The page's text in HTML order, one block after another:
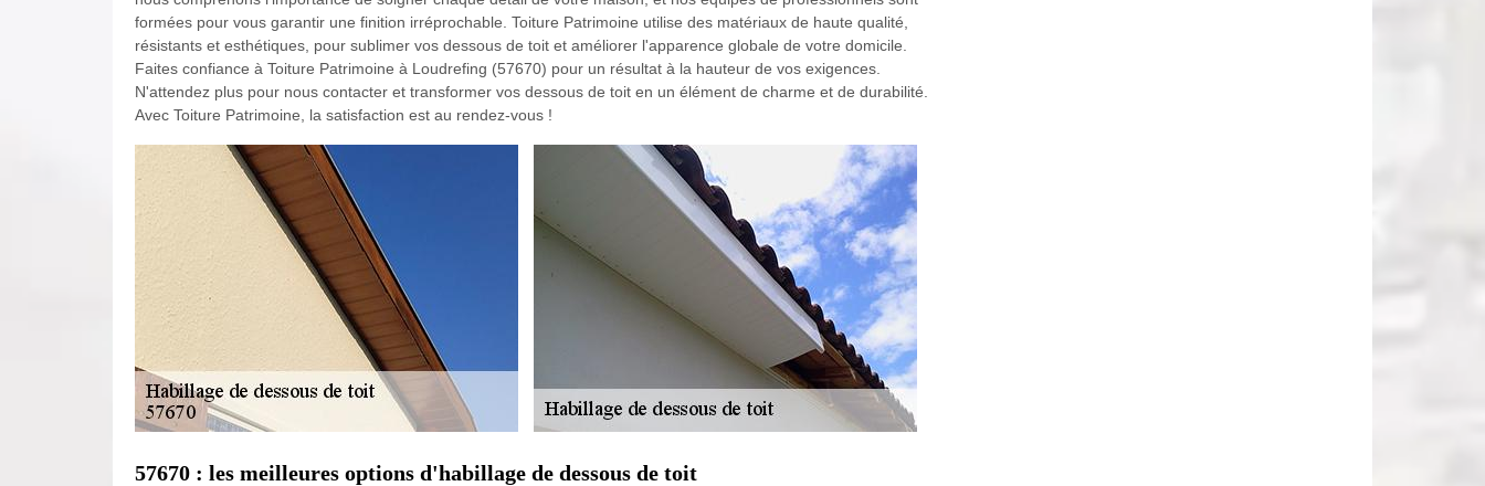
formées pour vous garantir une finition irréprochable. Toiture Patrimoine utilise des matériaux de haute qualité,
résistants et esthétiques, pour sublimer vos dessous de toit et améliorer l'apparence globale de votre domicile.
Faites confiance à Toiture Patrimoine à Loudrefing (57670) pour un résultat à la hauteur de vos exigences.
N'attendez plus pour nous contacter et transformer vos dessous de toit en un élément de charme et de durabilité.
Avec Toiture Patrimoine, la satisfaction est au rendez-vous !
57670 : les meilleures options d'habillage de dessous de toit